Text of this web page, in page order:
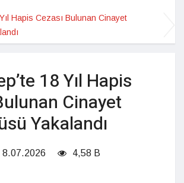
Hapis Cezası Bulunan Cinayet
18 Yıl Hapis
Cinayet
Yakalandı
8.07.2026 4,58 B